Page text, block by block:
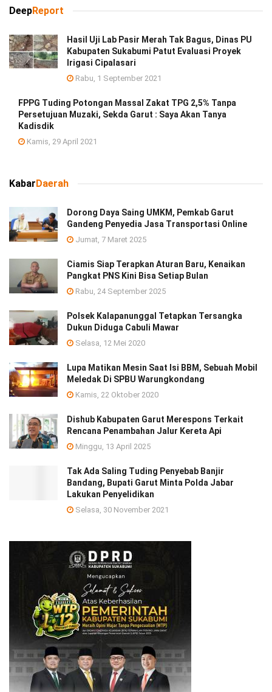
DeepReport
Hasil Uji Lab Pasir Merah Tak Bagus, Dinas PU
Kabupaten Sukabumi Patut Evaluasi Proyek
Irigasi Cipalasari
Rabu, 1 September 2021
FPPG Tuding Potongan Massal Zakat TPG 2,5% Tanpa
Persetujuan Muzaki, Sekda Garut : Saya Akan Tanya
Kadisdik
Kamis, 29 April 2021
KabarDaerah
Dorong Daya Saing UMKM, Pemkab Garut
Gandeng Penyedia Jasa Transportasi Online
Jumat, 7 Maret 2025
Ciamis Siap Terapkan Aturan Baru, Kenaikan
Pangkat PNS Kini Bisa Setiap Bulan
Rabu, 24 September 2025
Polsek Kalapanunggal Tetapkan Tersangka
Dukun Diduga Cabuli Mawar
Selasa, 12 Mei 2020
Lupa Matikan Mesin Saat Isi BBM, Sebuah Mobil
Meledak Di SPBU Warungkondang
Kamis, 22 Oktober 2020
Dishub Kabupaten Garut Merespons Terkait
Rencana Penambahan Jalur Kereta Api
Minggu, 13 April 2025
Tak Ada Saling Tuding Penyebab Banjir
Bandang, Bupati Garut Minta Polda Jabar
Lakukan Penyelidikan
Selasa, 30 November 2021